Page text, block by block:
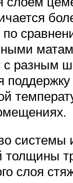
разным
поддержку
системы
толщины
слоя